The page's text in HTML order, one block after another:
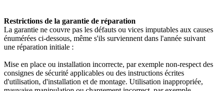
Restrictions de la garantie de réparation
La garantie ne couvre pas les défauts ou vices imputables aux causes
énumérées ci-dessous, même s'ils surviennent dans l'année suivant
une réparation initiale :
Mise en place ou installation incorrecte, par exemple non-respect des
consignes de sécurité applicables ou des instructions écrites
d'utilisation, d'installation et de montage. Utilisation inappropriée,